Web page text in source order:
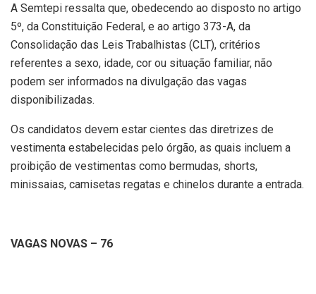
A Semtepi ressalta que, obedecendo ao disposto no artigo
5º, da Constituição Federal, e ao artigo 373-A, da
Consolidação das Leis Trabalhistas (CLT), critérios
referentes a sexo, idade, cor ou situação familiar, não
podem ser informados na divulgação das vagas
disponibilizadas.
Os candidatos devem estar cientes das diretrizes de
vestimenta estabelecidas pelo órgão, as quais incluem a
proibição de vestimentas como bermudas, shorts,
minissaias, camisetas regatas e chinelos durante a entrada.
VAGAS NOVAS – 76